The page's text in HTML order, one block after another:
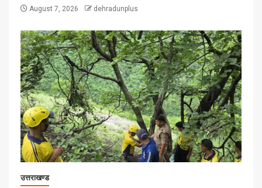
August 7, 2026 dehradunplus
उत्तराखण्ड